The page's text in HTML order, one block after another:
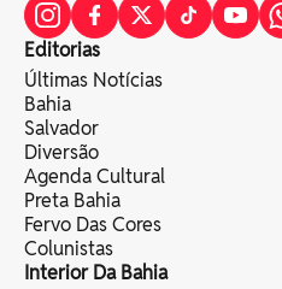
Editorias
Últimas Notícias
Bahia
Salvador
Diversão
Agenda Cultural
Preta Bahia
Fervo Das Cores
Colunistas
Interior Da Bahia